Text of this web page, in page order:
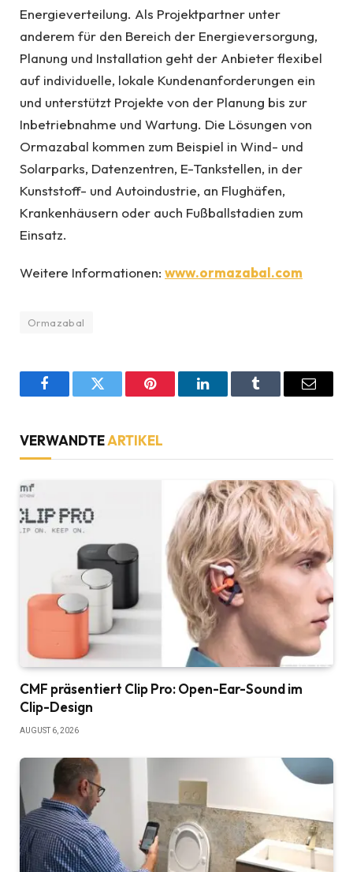
Energieverteilung. Als Projektpartner unter
anderem für den Bereich der Energieversorgung,
Planung und Installation geht der Anbieter flexibel
auf individuelle, lokale Kundenanforderungen ein
und unterstützt Projekte von der Planung bis zur
Inbetriebnahme und Wartung. Die Lösungen von
Ormazabal kommen zum Beispiel in Wind- und
Solarparks, Datenzentren, E-Tankstellen, in der
Kunststoff- und Autoindustrie, an Flughäfen,
Krankenhäusern oder auch Fußballstadien zum
Einsatz.
Weitere Informationen: www.ormazabal.com
Ormazabal
FacebookTwitter Pinterest LinkedInTumblr Email
VERWANDTEARTIKEL
CMF präsentiert Clip Pro: Open-Ear-Sound im
Clip-Design
AUGUST 6, 2026